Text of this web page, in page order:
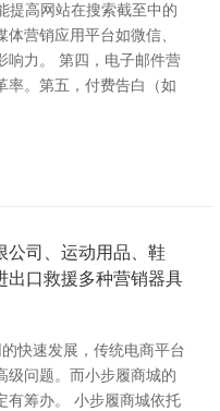
提高网站在搜索截至中的
营销应用平台如微信、
响力。 第四，电子邮件营
率。第五，付费告白（如
公司、运动用品、鞋
出口救援多种营销器具
快速发展，传统电商平台
级问题。而小步履商城的
有筹办。 小步履商城依托